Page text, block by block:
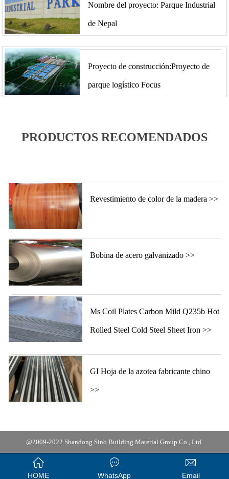
Nombre del proyecto: Parque Industrial
de Nepal
Proyecto de construcción:Proyecto de
parque logístico Focus
PRODUCTOS RECOMENDADOS
Revestimiento de color de la madera >>
Bobina de acero galvanizado >>
Ms Coil Plates Carbon Mild Q235b Hot
Rolled Steel Cold Steel Sheet Iron >>
GI Hoja de la azotea fabricante chino
>>
@2009-2022 Shandong Sino Building Material Group Co., Ltd

HOME

WhatsApp

Email